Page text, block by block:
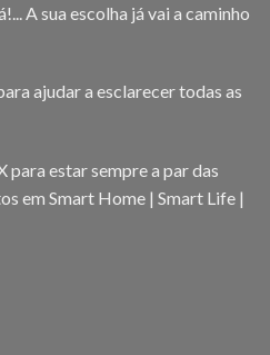
A sua escolha já vai a caminho
ajudar a esclarecer todas as
para estar sempre a par das
em Smart Home | Smart Life |